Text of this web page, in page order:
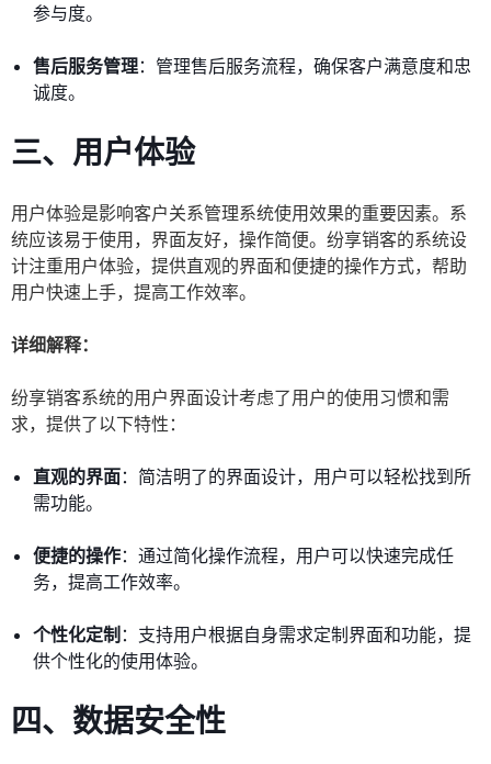
参与度。
售后服务管理：管理售后服务流程，确保客户满意度和忠
诚度。
三、用户体验
用户体验是影响客户关系管理系统使用效果的重要因素。系
统应该易于使用，界面友好，操作简便。纷享销客的系统设
计注重用户体验，提供直观的界面和便捷的操作方式，帮助
用户快速上手，提高工作效率。
详细解释：
纷享销客系统的用户界面设计考虑了用户的使用习惯和需
求，提供了以下特性：
直观的界面：简洁明了的界面设计，用户可以轻松找到所
需功能。
便捷的操作：通过简化操作流程，用户可以快速完成任
务，提高工作效率。
个性化定制 ：支持用户根据自身需求定制界面和功能，提
供个性化的使用体验。
四、数据安全性